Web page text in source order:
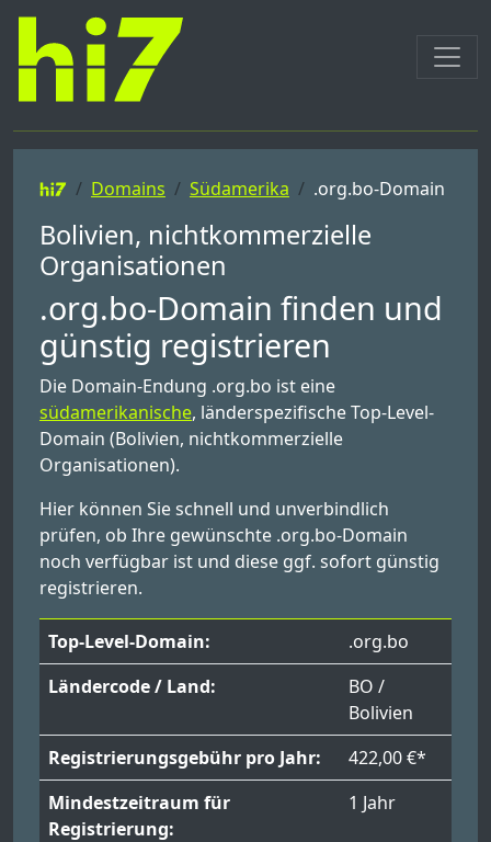
Domains Südamerika .org.bo-Domain
Bolivien, nichtkommerzielle
Organisationen
.org.bo-Domain finden und
günstig registrieren
Die Domain-Endung .org.bo ist eine
südamerikanische, länderspezifische Top-Level-
Domain (Bolivien, nichtkommerzielle
Organisationen).
Hier können Sie schnell und unverbindlich
prüfen, ob Ihre gewünschte .org.bo-Domain
noch verfügbar ist und diese ggf. sofort günstig
registrieren.
Top-Level-Domain:
.org.bo
Ländercode / Land:
BO /
Bolivien
Registrierungsgebühr pro Jahr:
422,00 €*
Mindestzeitraum für
Registrierung:
1 Jahr